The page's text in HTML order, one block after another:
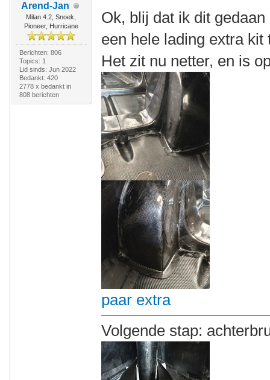
Arend-Jan
Milan 4.2, Snoek,
Pioneer, Hurricane
Berichten: 806
Topics: 1
Lid sinds: Jun 2022
Bedankt: 420
2778 x bedankt in
808 berichten
Ok, blij dat ik dit
een hele lading extra
Het zit nu netter, en is
paar extra
Volgende stap: